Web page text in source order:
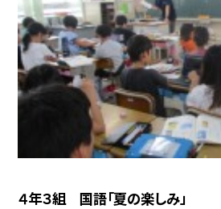
４年３組 国語「夏の楽しみ」